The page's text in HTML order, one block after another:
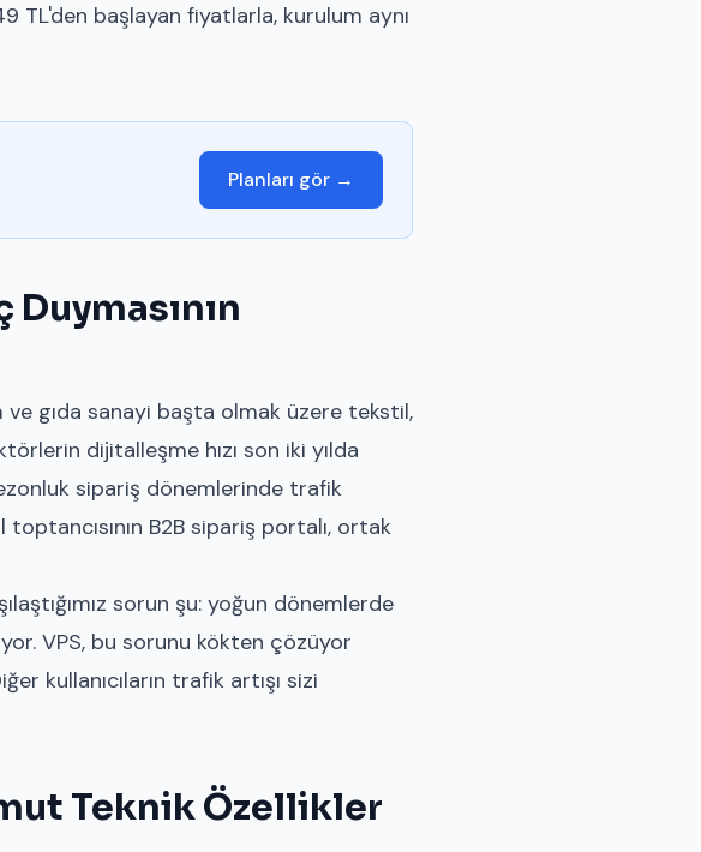
TL'den başlayan fiyatlarla, kurulum aynı
Planları gör →
ve gıda sanayi başta olmak üzere tekstil,
dijitalleşme hızı son iki yılda
sipariş dönemlerinde trafik
B2B sipariş portalı, ortak
sorun şu: yoğun dönemlerde
VPS, bu sorunu kökten çözüyor
kullanıcıların trafik artışı sizi
Teknik Özellikler